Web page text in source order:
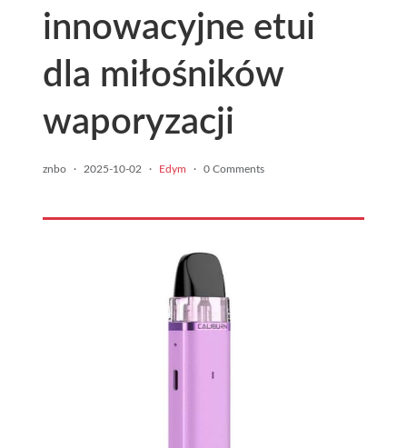
innowacyjne etui
dla miłośników
waporyzacji
znbo · 2025-10-02 · Edym · 0 Comments